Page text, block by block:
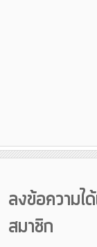
ลงข้อความไ
สมาชิก